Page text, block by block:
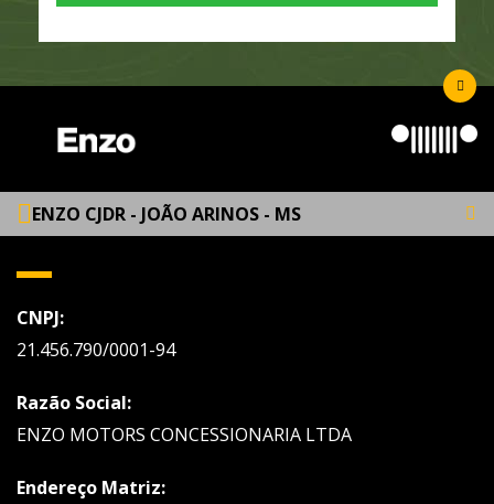
ENZO CJDR - JOÃO ARINOS - MS
CNPJ:
21.456.790/0001-94
Razão Social:
ENZO MOTORS CONCESSIONARIA LTDA
Endereço Matriz: